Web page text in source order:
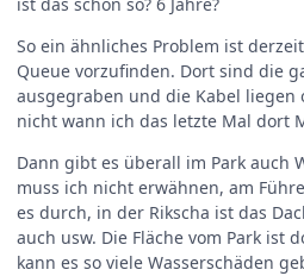
So ein ähnliches Problem ist
Queue vorzufinden. Dort sind die
ausgegraben und die Kabel liegen
nicht wann ich das letzte Mal dort
Dann gibt es überall im Park auch
muss ich nicht erwähnen, am
es durch, in der Rikscha ist das
auch usw. Die Fläche vom Park ist
kann es so viele Wasserschäden